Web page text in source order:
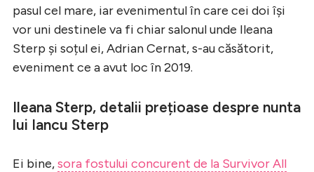
pasul cel mare, iar evenimentul în care cei doi își
vor uni destinele va fi chiar salonul unde Ileana
Sterp și soțul ei, Adrian Cernat, s-au căsătorit,
eveniment ce a avut loc în 2019.
Ileana Sterp, detalii prețioase despre nunta
lui Iancu Sterp
Ei bine,sora fostului concurent de la Survivor All